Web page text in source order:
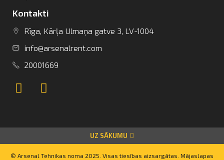
info@arsenalrent.com
Kontakti
Rīga, Kārļa Ulmaņa gatve 3, LV-1004
info@arsenalrent.com
20001669
UZ SĀKUMU
© Arsenal Tehnikas noma 2025. Visas tiesības aizsargātas. Mājaslapas